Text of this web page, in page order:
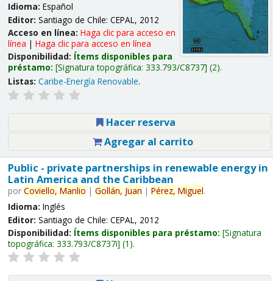
Idioma: Español
Editor: Santiago de Chile: CEPAL, 2012
Acceso en línea: Haga clic para acceso en
línea | Haga clic para acceso en línea
Disponibilidad: Ítems disponibles para
préstamo: Signatura topográfica: 333.793/C8737 (2).
Listas: Caribe-Energía Renovable.
Hacer reserva
Agregar al carrito
Public - private partnerships in renewable energy in
Latin America and the Caribbean
por Coviello, Manlio | Gollán, Juan | Pérez, Miguel.
Idioma: Inglés
Editor: Santiago de Chile: CEPAL, 2012
Disponibilidad: Ítems disponibles para préstamo: Signatura
topográfica: 333.793/C8737i (1).